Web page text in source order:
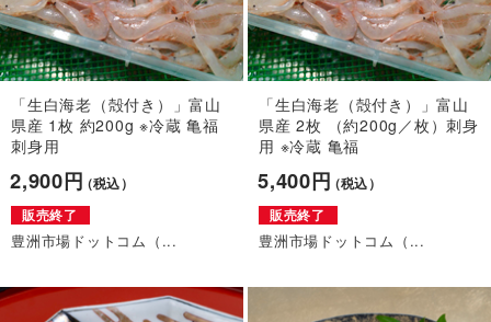
「生白海老（殻付き）」富山
県産 1枚 約200g ※冷蔵 亀福
刺身用
2,900円（税込）
販売終了
豊洲市場ドットコム（...
「生白海老（殻付き）」富山
県産 2枚 （約200g／枚）刺身
用 ※冷蔵 亀福
5,400円（税込）
販売終了
豊洲市場ドットコム（...